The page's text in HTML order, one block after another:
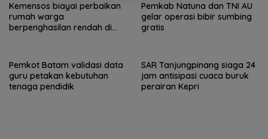
Kemensos biayai perbaikan
rumah warga
berpenghasilan rendah di
Pemkab Natuna dan TNI AU
gelar operasi bibir sumbing
gratis
Pemkot Batam validasi data
guru petakan kebutuhan
tenaga pendidik
SAR Tanjungpinang siaga 24
jam antisipasi cuaca buruk
perairan Kepri